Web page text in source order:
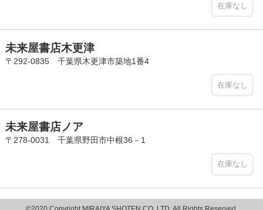
在庫なし
未来屋書店木更津
〒292-0835 千葉県木更津市築地1番4
在庫なし
未来屋書店ノア
〒278-0031 千葉県野田市中根36－1
在庫なし